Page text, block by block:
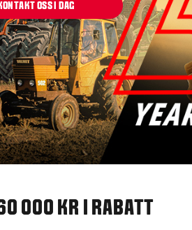
KONTAKT OSS I DAG
000 KR I RABATT